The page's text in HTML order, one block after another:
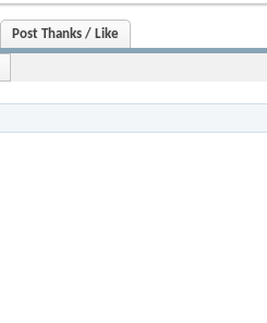
Post Thanks / Like